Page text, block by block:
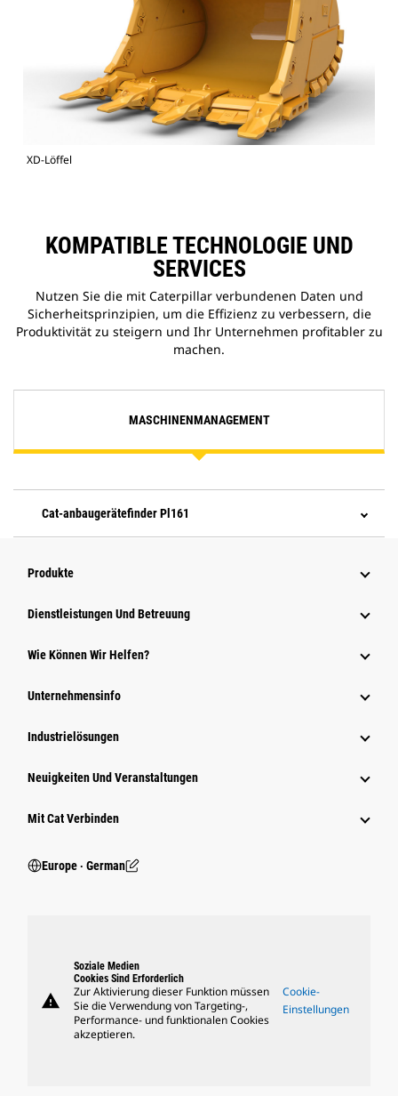
XD-Löffel
KOMPATIBLE TECHNOLOGIE UND
SERVICES
Nutzen Sie die mit Caterpillar verbundenen Daten und
Sicherheitsprinzipien, um die Effizienz zu verbessern, die
Produktivität zu steigern und Ihr Unternehmen profitabler zu
machen.
MASCHINENMANAGEMENT
Cat-anbaugerätefinder Pl161
Produkte
Dienstleistungen Und Betreuung
Wie Können Wir Helfen?
Unternehmensinfo
Industrielösungen
Neuigkeiten Und Veranstaltungen
Mit Cat Verbinden
Europe ‧ German
warning
Soziale Medien
Cookies Sind Erforderlich
Zur Aktivierung dieser Funktion müssen
Sie die Verwendung von Targeting-,
Performance- und funktionalen Cookies
akzeptieren.
Cookie-
Einstellungen